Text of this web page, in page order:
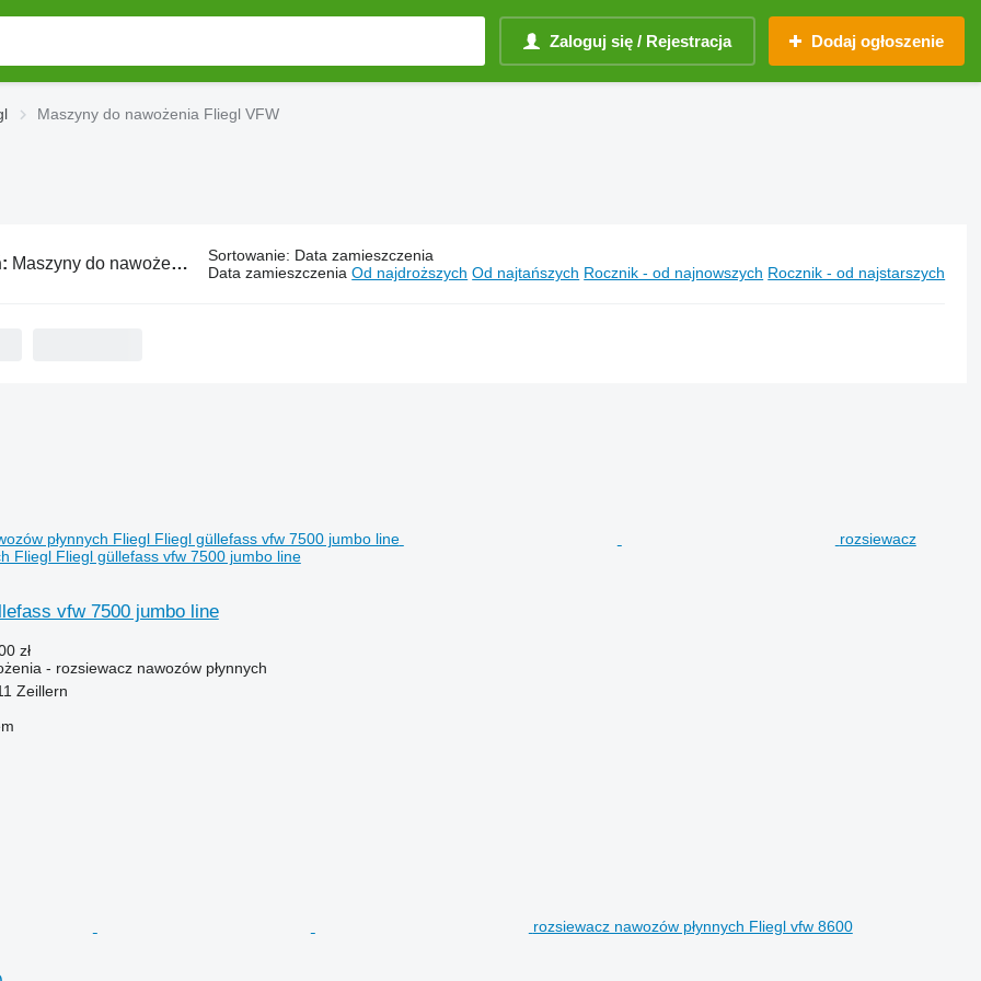
Zaloguj się / Rejestracja Dodaj ogłoszenie
Maszyny do nawożenia Fliegl VFW
Maszyny do nawożenia Fliegl VFW Sortowanie: Data zamieszczenia
Data zamieszczenia Od najdroższych Od najtańszych Rocznik - od najnowszych Rocznik - od najstarszych
rozsiewacz
Fliegl Fliegl güllefass vfw 7500 jumbo line
vfw 7500 jumbo line
zł
- rozsiewacz nawozów płynnych
Zeillern
rozsiewacz nawozów płynnych Fliegl vfw 8600